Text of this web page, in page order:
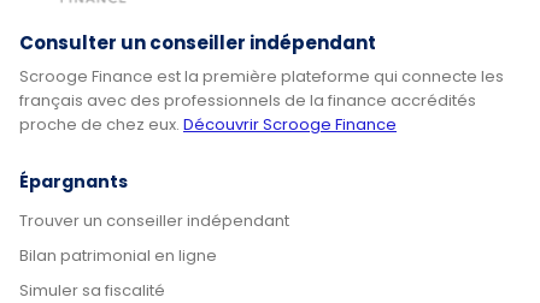
Consulter un conseiller indépendant
Scrooge Finance est la première plateforme qui connecte les
français avec des professionnels de la finance accrédités
proche de chez eux. Découvrir Scrooge Finance
Épargnants
Trouver un conseiller indépendant
Bilan patrimonial en ligne
Simuler sa fiscalité